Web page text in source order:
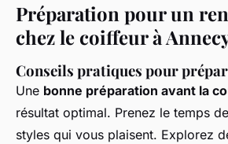
Préparation pour un
chez le coiffeur à
Conseils pratiques pour
Une bonne préparation avant la
résultat optimal. Prenez le temps
styles qui vous plaisent. Explorez